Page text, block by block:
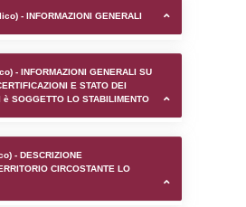
WHERE `userlevelid`
0.0009610652923584
Toscogas
di Altopascio